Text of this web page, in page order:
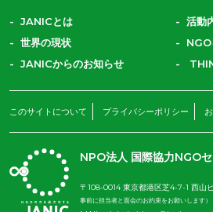
JANICとは
活動
世界の現状
NGO
JANICからのお知らせ
このサイトについて プライバシーポリシー
NPO法人 国際協力NGOセ
〒108-0014 東京都港区芝4-7-1 西
事前に担当者と面会のお約束をお願いします）